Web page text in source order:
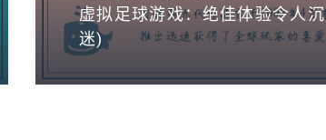
虚拟足球游戏：绝佳体验令人沉
迷)